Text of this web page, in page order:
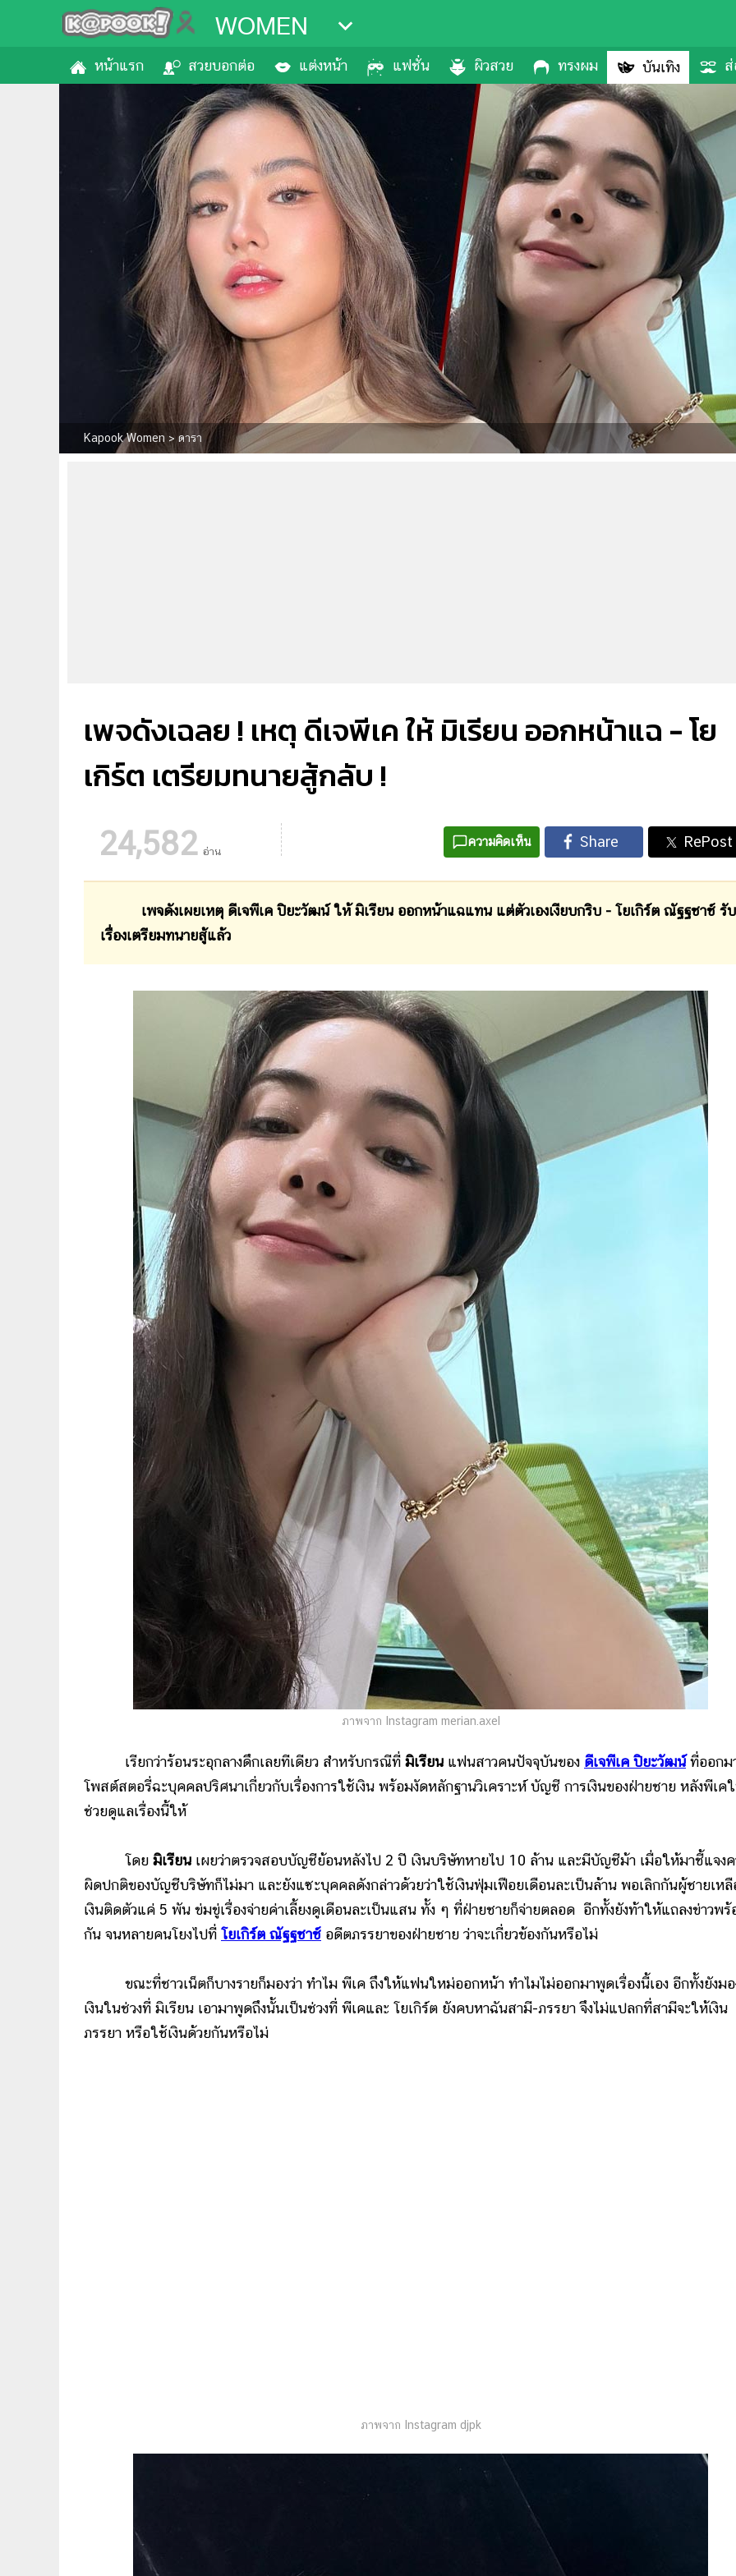
WOMEN
หน้าแรก สวยบอกต่อ แต่งหน้า แฟชั่น ผิวสวย ทรงผม บันเทิง
Kapook Women > ดารา
เพจดังเฉลย ! เหตุ ดีเจพีเค ให้ มิเรียน ออกหน้าแฉ - โย
เกิร์ต เตรียมทนายสู้กลับ !
24,582 อ่าน
ความคิดเห็น
เพจดังเผยเหตุ ดีเจพีเค ปิยะวัฒน์ ให้ มิเรียน ออกหน้าแฉแทน แต่ตัวเองเงียบกริบ - โยเกิร์ต ณัฐฐชาช์ รับ
เรื่องเตรียมทนายสู้แล้ว
ภาพจาก Instagram merian.axel
เรียกว่าร้อนระอุกลางดึกเลยทีเดียว สำหรับกรณีที่ มิเรียน แฟนสาวคนปัจจุบันของ ดีเจพีเค ปิยะวัฒน์ที่ออกม
โพสต์สตอรี่ฉะบุคคลปริศนาเกี่ยวกับเรื่องการใช้เงิน พร้อมงัดหลักฐานวิเคราะห์ บัญชี การเงินของฝ่ายชาย หลังพีเค
ช่วยดูแลเรื่องนี้ให้
โดย มิเรียน เผยว่าตรวจสอบบัญชีย้อนหลังไป 2 ปี เงินบริษัทหายไป 10 ล้าน และมีบัญชีม้า เมื่อให้มาชี้แจง
ผิดปกติของบัญชีบริษัทก็ไม่มา และยังแซะบุคคลดังกล่าวด้วยว่าใช้เงินฟุ่มเฟือยเดือนละเป็นล้าน พอเลิกกันผู้ชายเหลื
เงินติดตัวแค่ 5 พัน ข่มขู่เรื่องจ่ายค่าเลี้ยงดูเดือนละเป็นแสน ทั้ง ๆ ที่ฝ่ายชายก็จ่ายตลอด อีกทั้งยังท้าให้แถลงข่าวพร้
กัน จนหลายคนโยงไปที่ โยเกิร์ต ณัฐฐชาช์ อดีตภรรยาของฝ่ายชาย ว่าจะเกี่ยวข้องกันหรือไม่
ขณะที่ชาวเน็ตก็บางรายก็มองว่า ทำไม พีเค ถึงให้แฟนใหม่ออกหน้า ทำไมไม่ออกมาพูดเรื่องนี้เอง อีกทั้งยังมอ
เงินในช่วงที่ มิเรียน เอามาพูดถึงนั้นเป็นช่วงที่ พีเคและ โยเกิร์ต ยังคบหาฉันสามี-ภรรยา จึงไม่แปลกที่สามีจะให้เงิน
ภรรยา หรือใช้เงินด้วยกันหรือไม่